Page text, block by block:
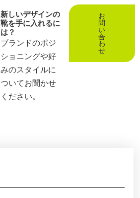
新しいデザインの
靴を手に入れるに
は？
ブランドのポジ
ショニングや好
みのスタイルに
ついてお聞かせ
ください。
お
問
い
合
わ
せ